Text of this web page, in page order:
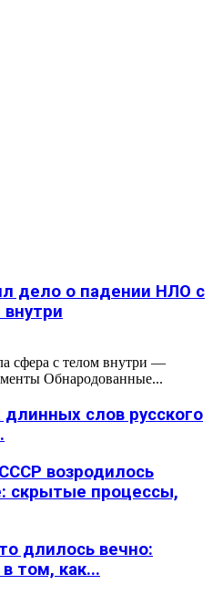
дело о падении НЛО с
сфера с телом внутри —
Обнародованные...
слов русского
возродилось
скрытые процессы,
длилось вечно:
том, как...